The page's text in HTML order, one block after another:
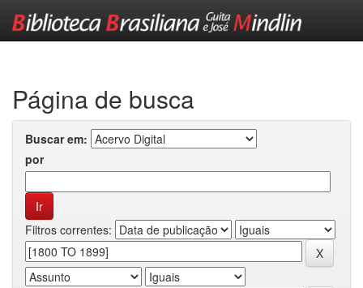
Página de busca
Buscar em:
por
Filtros correntes: